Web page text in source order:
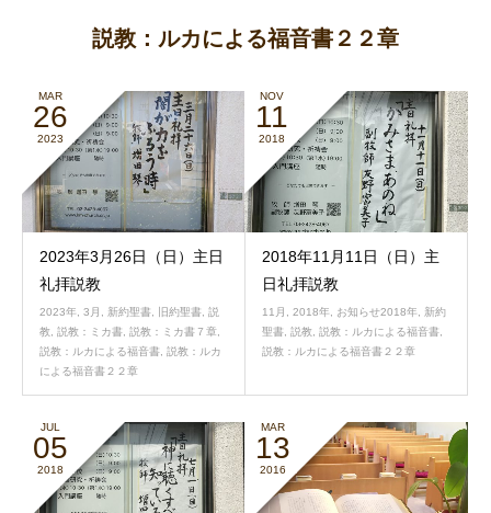
説教：ルカによる福音書２２章
MAR
26
2023
2023年3月26日（日）主日
礼拝説教
2023年, 3月 , 新約聖書, 旧約聖書, 説
教, 説教：ミカ書, 説教：ミカ書７章,
説教：ルカによる福音書, 説教：ルカ
による福音書２２章
NOV
11
2018
2018年11月11日（日）主
日礼拝説教
11月 , 2018年, お知らせ2018年, 新約
聖書, 説教, 説教：ルカによる福音書,
説教：ルカによる福音書２２章
JUL
05
2018
MAR
13
2016